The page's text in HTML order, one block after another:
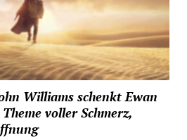
Williams schenkt Ewan
voller Schmerz,